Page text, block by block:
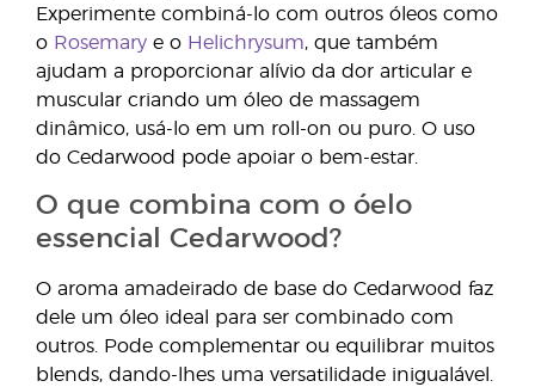
Experimente combiná-lo com outros óleos como
o Rosemary e o Helichrysum, que também
ajudam a proporcionar alívio da dor articular e
muscular criando um óleo de massagem
dinâmico, usá-lo em um roll-on ou puro. O uso
do Cedarwood pode apoiar o bem-estar.
O que combina com o óelo
essencial Cedarwood?
O aroma amadeirado de base do Cedarwood faz
dele um óleo ideal para ser combinado com
outros. Pode complementar ou equilibrar muitos
blends, dando-lhes uma versatilidade inigualável.